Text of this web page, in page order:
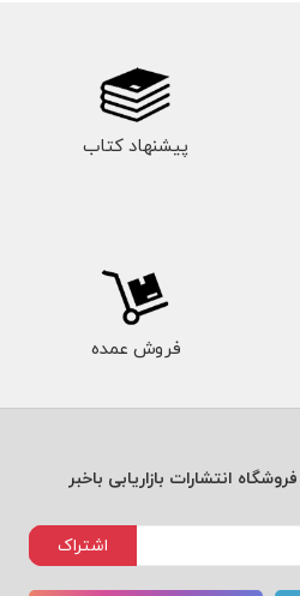
پیشنهاد کتاب
فروش عمده
انتشارات بازاریابی باخبر
اشتراک